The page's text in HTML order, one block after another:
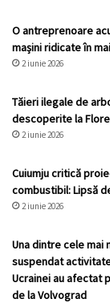
O antreprenoare
mașini ridicate în
2 iunie 2026
Tăieri ilegale de
descoperite la
2 iunie 2026
Cuiumju critică
combustibil: Lipsă
2 iunie 2026
Una dintre cele mai
suspendat
Ucrainei au afectat
de la Volvograd